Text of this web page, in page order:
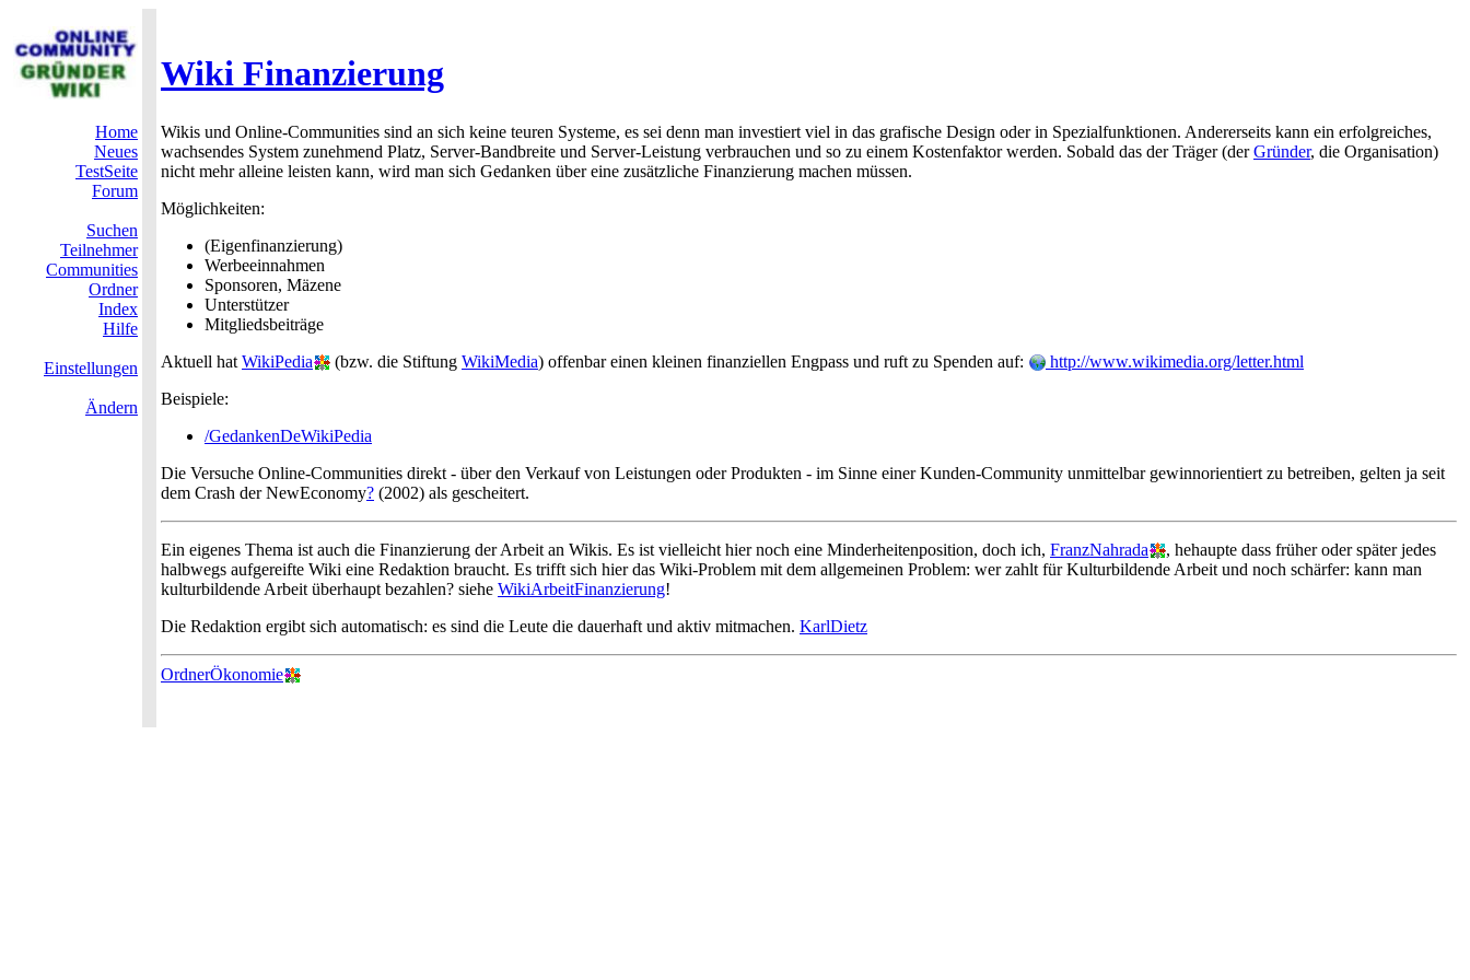
Wiki Finanzierung
Home
Neues
TestSeite
Forum
Suchen
Teilnehmer
Communities
Ordner
Index
Hilfe
Einstellungen
Ändern
Wikis und Online-Communities sind an sich keine teuren Systeme, es sei denn man investiert viel in das grafische Design oder in Spezialfunktionen. Andererseits kann ein erfolgreiches,
wachsendes System zunehmend Platz, Server-Bandbreite und Server-Leistung verbrauchen und so zu einem Kostenfaktor werden. Sobald das der Träger (derGründer, die Organisation)
nicht mehr alleine leisten kann, wird man sich Gedanken über eine zusätzliche Finanzierung machen müssen.
Möglichkeiten:
(Eigenfinanzierung)
Werbeeinnahmen
Sponsoren, Mäzene
Unterstützer
Mitgliedsbeiträge
Aktuell hat WikiPedia (bzw. die Stiftung WikiMedia) offenbar einen kleinen finanziellen Engpass und ruft zu Spenden auf:
http://www.wikimedia.org/letter.html
Beispiele:
/GedankenDeWikiPedia
Die Versuche Online-Communities direkt - über den Verkauf von Leistungen oder Produkten - im Sinne einer Kunden-Community unmittelbar gewinnorientiert zu betreiben, gelten ja seit
dem Crash der NewEconomy? (2002) als gescheitert.
Ein eigenes Thema ist auch die Finanzierung der Arbeit an Wikis. Es ist vielleicht hier noch eine Minderheitenposition, doch ich, FranzNahrada
, hehaupte dass früher oder später jedes
halbwegs aufgereifte Wiki eine Redaktion braucht. Es trifft sich hier das Wiki-Problem mit dem allgemeinen Problem: wer zahlt für Kulturbildende Arbeit und noch schärfer: kann man
kulturbildende Arbeit überhaupt bezahlen? siehe WikiArbeitFinanzierung!
Die Redaktion ergibt sich automatisch: es sind die Leute die dauerhaft und aktiv mitmachen. KarlDietz
OrdnerÖkonomie